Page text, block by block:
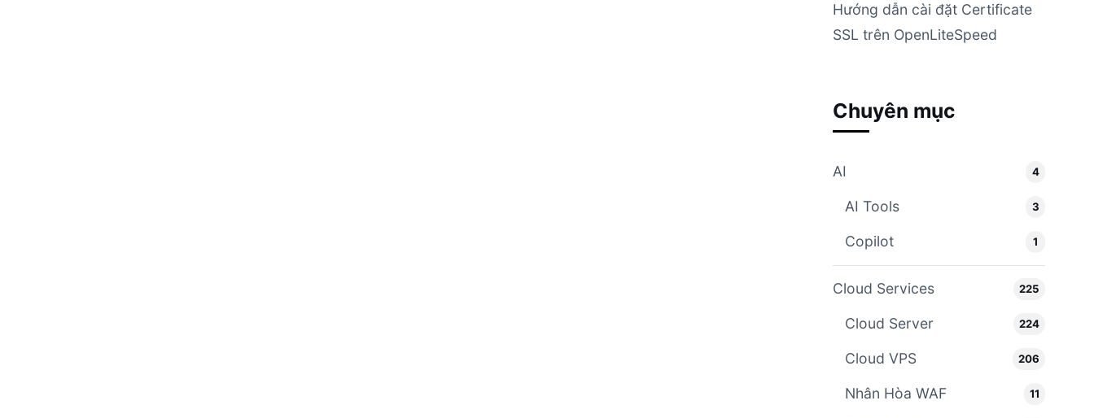
Hướng dẫn cài đặt Certificate
SSL trên OpenLiteSpeed
Chuyên mục
AI 4
AI Tools 3
Copilot 1
Cloud Services 225
Cloud Server 224
Cloud VPS 206
Nhân Hòa WAF 11